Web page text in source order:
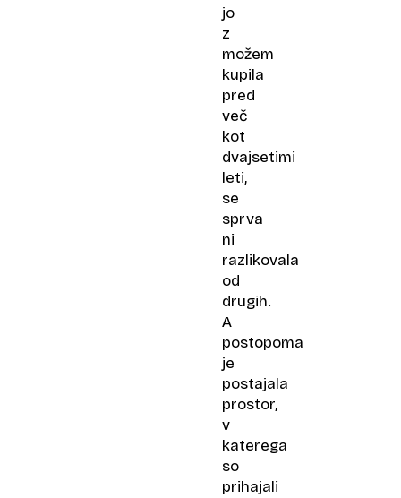
jo
z
možem
kupila
pred
več
kot
dvajsetimi
leti,
se
sprva
ni
razlikovala
od
drugih.
A
postopoma
je
postajala
prostor,
v
katerega
so
prihajali